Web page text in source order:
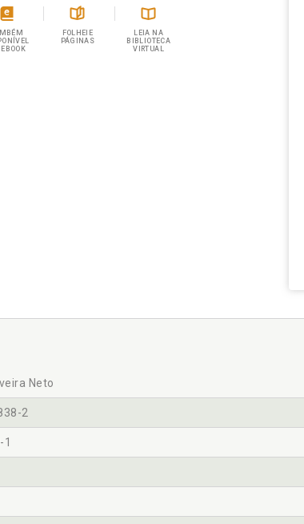
FOLHEIE
PÁGINAS
LEIA NA
BIBLIOTECA
VIRTUAL
Neto
2